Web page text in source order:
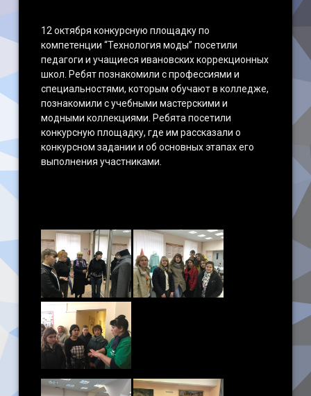
12 октября конкурсную площадку по
компетенции “Технология моды” посетили
педагоги и учащиеся ивановских коррекционных
школ. Ребят познакомили с профессиями и
специальностями, которым обучают в колледже,
познакомили с учебными мастерскими и
модными коллекциями. Ребята посетили
конкурсную площадку, где им рассказали о
конкурсном задании и об основных этапах его
выполнения участниками.